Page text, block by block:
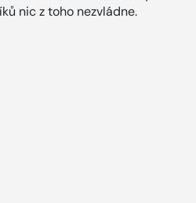
nic z toho nezvládne.